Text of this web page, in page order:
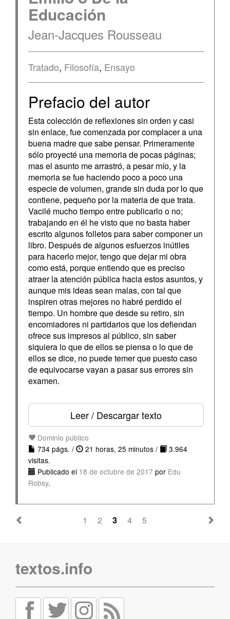
Educación
Jean-Jacques Rousseau
Tratado, Filosofía, Ensayo
Prefacio del autor
Esta colección de reflexiones sin orden y casi
sin enlace, fue comenzada por complacer a una
buena madre que sabe pensar. Primeramente
sólo proyecté una memoria de pocas páginas;
mas el asunto me arrastró, a pesar mío, y la
memoria se fue haciendo poco a poco una
especie de volumen, grande sin duda por lo que
contiene, pequeño por la materia de que trata.
Vacilé mucho tiempo entre publicarlo o no;
trabajando en él he visto que no basta haber
escrito algunos folletos para saber componer un
libro. Después de algunos esfuerzos inútiles
para hacerlo mejor, tengo que dejar mi obra
como está, porque entiendo que es preciso
atraer la atención pública hacia estos asuntos, y
aunque mis ideas sean malas, con tal que
inspiren otras mejores no habré perdido el
tiempo. Un hombre que desde su retiro, sin
encomiadores ni partidarios que los defiendan
ofrece sus impresos al público, sin saber
siquiera lo que de ellos se piensa o lo que de
ellos se dice, no puede temer que puesto caso
de equivocarse vayan a pasar sus errores sin
examen.
Leer / Descargar texto
Dominio público
734 págs. /
21 horas, 25 minutos /
3.964
visitas.
Publicado el 18 de octubre de 2017 por Edu
Robsy.
1 2 3 4 5
textos.info